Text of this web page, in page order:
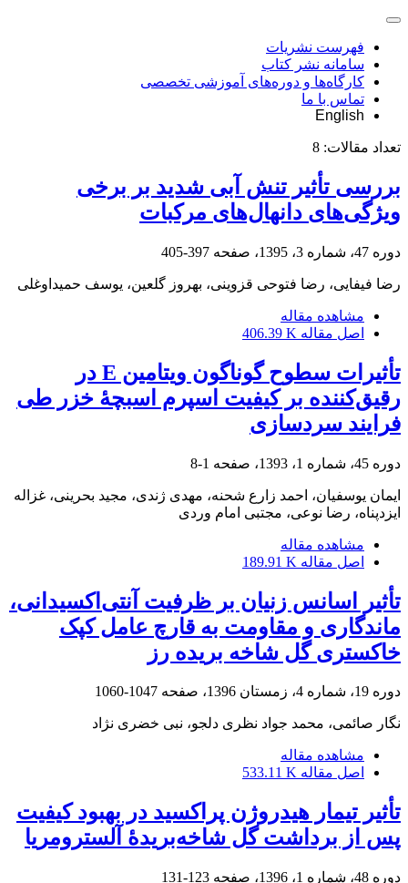
فهرست نشریات
سامانه نشر کتاب
کارگاه‌ها و دوره‌های آموزشی تخصصی
تماس با ما
English
تعداد مقالات: 8
بررسی تأثیر تنش آبی شدید بر برخی
ویژگی‌های دانهال‌های مرکبات
دوره 47، شماره 3، 1395، صفحه 397-405
رضا فیفایی، رضا فتوحی قزوینی، بهروز گلعین، یوسف حمیداوغلی
مشاهده مقاله
اصل مقاله 406.39 K
تأثیرات سطوح گوناگون ویتامین E در
رقیق‌کننده‌ بر کیفیت اسپرم اسبچۀ خزر طی
فرایند سردسازی
دوره 45، شماره 1، 1393، صفحه 1-8
ایمان یوسفیان، احمد زارع شحنه، مهدی ژندی، مجید بحرینی، غزاله
ایزدپناه، رضا نوعی، مجتبی امام وردی
مشاهده مقاله
اصل مقاله 189.91 K
تأثیر اسانس زنیان بر ظرفیت آنتی‌اکسیدانی،
ماندگاری و مقاومت به قارچ عامل کپک
خاکستری گل شاخه بریده رز
دوره 19، شماره 4، زمستان 1396، صفحه 1047-1060
نگار صائمی، محمد جواد نظری دلجو، نبی خضری نژاد
مشاهده مقاله
اصل مقاله 533.11 K
تأثیر تیمار هیدروژن پراکسید در بهبود کیفیت
پس از برداشت گل شاخه‌بریدۀ آلسترومریا
دوره 48، شماره 1، 1396، صفحه 123-131